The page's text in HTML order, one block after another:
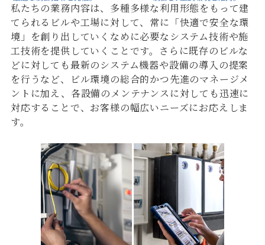
私たちの業務内容は、多種多様な利用形態をもって建
てられるビルや工場に対して、常に「快適で安全な環
境」を創り出していくなめに必要なシステム技術や施
工技術を提供していくことです。さらに既存のビルな
どに対しても最新のシステム機器や設備の導入の提案
を行うなど、ビル環境の総合的かつ先進のマネージメ
ントに加え、各設備のメンテナンスに対しても迅速に
対応することで、お客様の幅広いニーズにお応えしま
す。